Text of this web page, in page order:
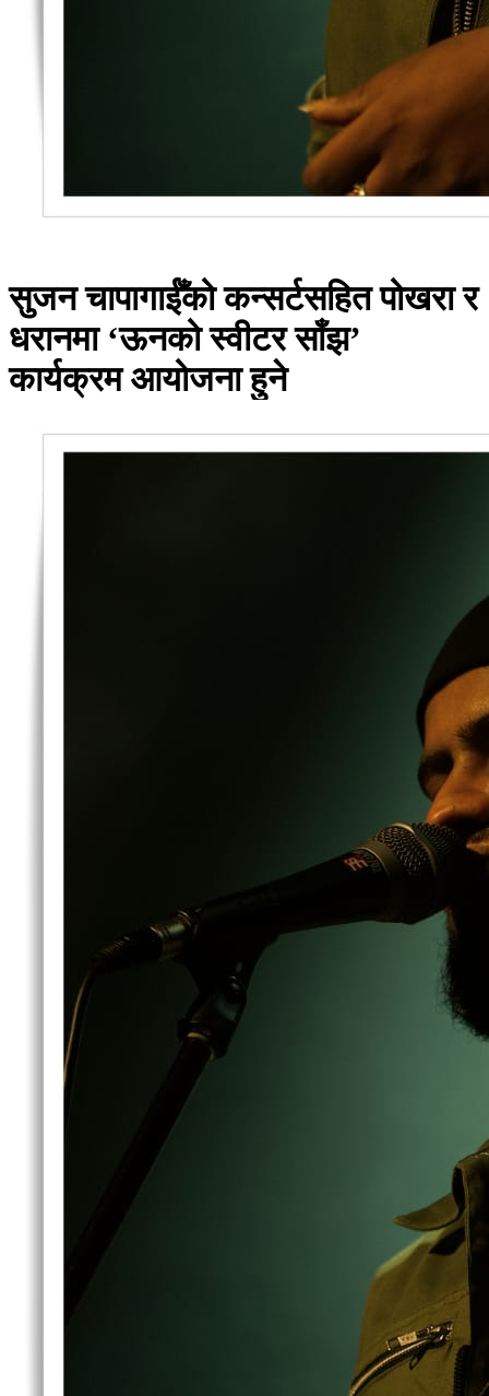
सुजन चापागाईँको कन्सर्टसहित पोखरा र
धरानमा ‘ऊनको स्वीटर साँझ’
कार्यक्रम आयोजना हुने